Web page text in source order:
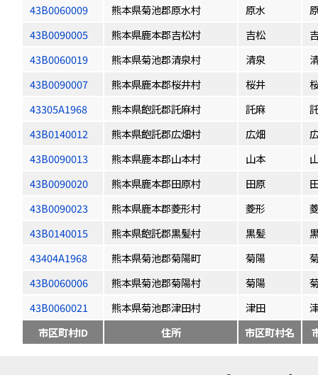
43B0060009
熊本県菊池郡原水村 原水
43B0090005
熊本県鹿本郡吉松村 吉松
43B0060019
熊本県菊池郡清泉村 清泉
43B0090007
熊本県鹿本郡桜井村 桜井
43305A1968
熊本県飽託郡託麻村 託麻
43B0140012
熊本県飽託郡広畑村 広畑
43B0090013
熊本県鹿本郡山本村 山本
43B0090020
熊本県鹿本郡田原村 田原
43B0090023
熊本県鹿本郡菱形村 菱形
43B0140015
熊本県飽託郡黒髪村 黒髪
43404A1968
熊本県菊池郡菊陽町 菊陽
43B0060006
熊本県菊池郡菊陽村 菊陽
43B0060021
熊本県菊池郡津田村 津田
市区町村ID
住所 市区町村名